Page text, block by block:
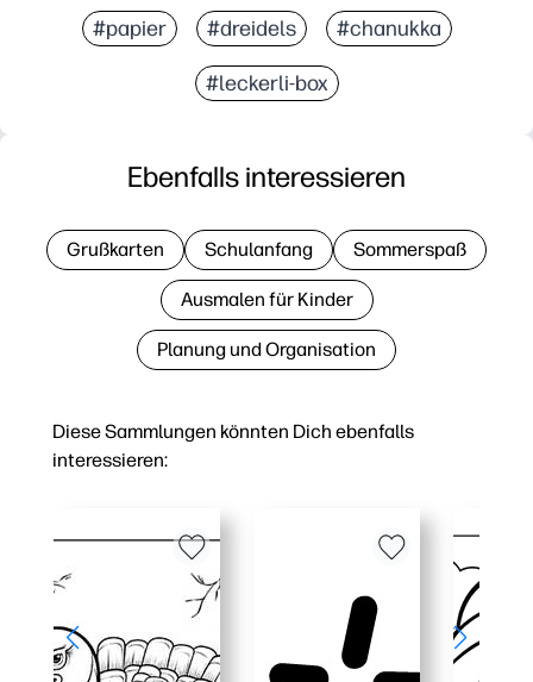
#papier #dreidels #chanukka
#leckerli-box
Diese Sammlungen könnten Dich ebenfalls
interessieren:
Ebenfalls interessieren
Grußkarten Schulanfang Sommerspaß
Ausmalen für Kinder
Planung und Organisation